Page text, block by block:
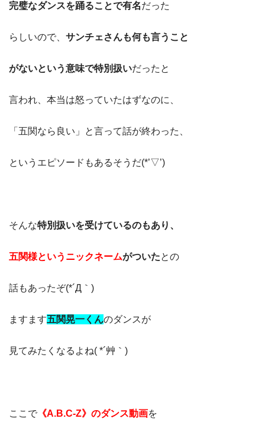
完璧なダンスを踊ることで有名だった
らしいので、 サンチェさんも何も言うこと
がないという意味で特別扱いだったと
言われ、本当は怒っていたはずなのに、
「五関なら良い」と言って話が終わった、
というエピソードもあるそうだ(*’▽’)
そんな特別扱いを受けているのもあり、
五関様というニックネームがついたとの
話もあったぞ(*´Д｀)
ますます五関晃一くんのダンスが
見てみたくなるよね( *´艸｀)
ここで 《A.B.C-Z》のダンス動画を